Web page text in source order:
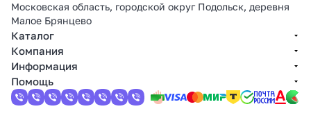
Московская область, городской округ Подольск, деревня
Малое Брянцево
Каталог
Компания
Информация
Помощь